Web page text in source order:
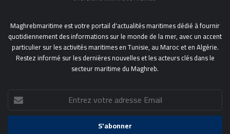
Maghrebmaritime est votre portail d'actualités maritimes dédié à fournir
quotidiennement des informations sur le monde de la mer, avec un accent
particulier sur les activités maritimes en Tunisie, au Maroc et en Algérie.
Restez informé sur les dernières nouvelles et les acteurs clés dans le
secteur maritime du Maghreb.
Entrez
votre
adresse